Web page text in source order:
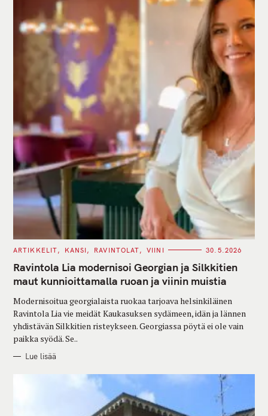
C
T
E
G
O
I
E
S
ARTIKKELIT KANSI RAVINTOLAT VIINI 30.5.2026
Ravintola Lia modernisoi Georgian ja Silkkitien
maut kunnioittamalla ruoan ja viinin muistia
Modernisoitua georgialaista ruokaa tarjoava helsinkiläinen
Ravintola Lia vie meidät Kaukasuksen sydämeen, idän ja lännen
yhdistävän Silkkitien risteykseen. Georgiassa pöytä ei ole vain
paikka syödä. Se..
Lue lisää